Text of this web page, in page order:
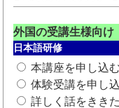
外国の受講生様向
日本語研修
本講座を申し込む
体験受講を申し
詳しく話をきき